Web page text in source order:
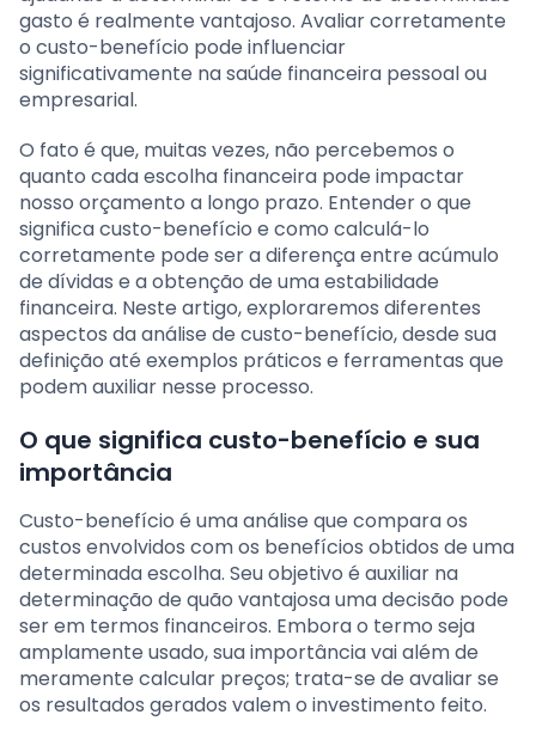
gasto é realmente vantajoso. Avaliar corretamente
o custo-benefício pode influenciar
significativamente na saúde financeira pessoal ou
empresarial.
O fato é que, muitas vezes, não percebemos o
quanto cada escolha financeira pode impactar
nosso orçamento a longo prazo. Entender o que
significa custo-benefício e como calculá-lo
corretamente pode ser a diferença entre acúmulo
de dívidas e a obtenção de uma estabilidade
financeira. Neste artigo, exploraremos diferentes
aspectos da análise de custo-benefício, desde sua
definição até exemplos práticos e ferramentas que
podem auxiliar nesse processo.
O que significa custo-benefício e sua
importância
Custo-benefício é uma análise que compara os
custos envolvidos com os benefícios obtidos de uma
determinada escolha. Seu objetivo é auxiliar na
determinação de quão vantajosa uma decisão pode
ser em termos financeiros. Embora o termo seja
amplamente usado, sua importância vai além de
meramente calcular preços; trata-se de avaliar se
os resultados gerados valem o investimento feito.